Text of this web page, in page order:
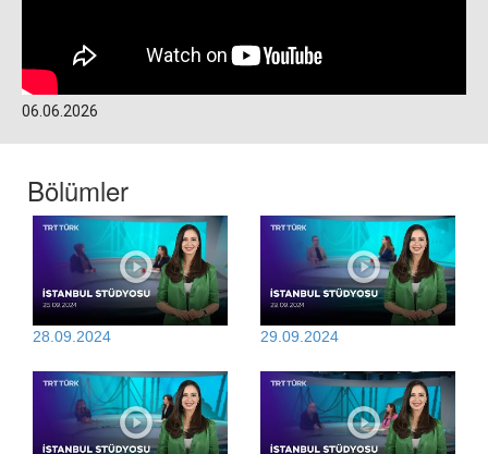
06.06.2026
Bölümler
28.09.2024 29.09.2024